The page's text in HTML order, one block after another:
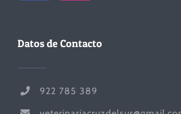
Datos de Contacto
922 785 389